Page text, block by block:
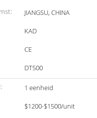
JIANGSU, CHINA
KAD
CE
DT500
1 eenheid
$1200-$1500/unit